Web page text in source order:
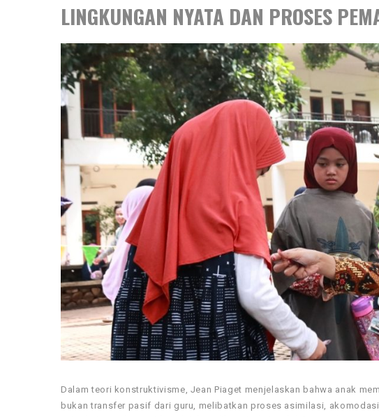
LINGKUNGAN NYATA DAN PROSES
Dalam teori konstruktivisme, Jean Piaget menjelaskan bahwa anak
bukan transfer pasif dari guru, melibatkan proses asimilasi,